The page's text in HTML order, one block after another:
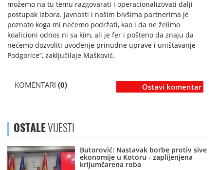
možemo na tu temu razgovarati i operacionalizovati dalji
postupak izbora. Javnosti i našim bivšima partnerima je
poznato koga mi nećemo podržati, kao i da ne želimo
koalicioni odnos ni sa kim, ali je fer i pošteno da znaju da
nećemo dozvoliti uvođenje prinudne uprave i uništavanje
Podgorice”, zaključilaje Mašković.
KOMENTARI (0) Ostavi komentar
OSTALEVIJESTI
Butorović: Nastavak borbe protiv sive
ekonomije u Kotoru - zaplijenjena
krijumčarena roba